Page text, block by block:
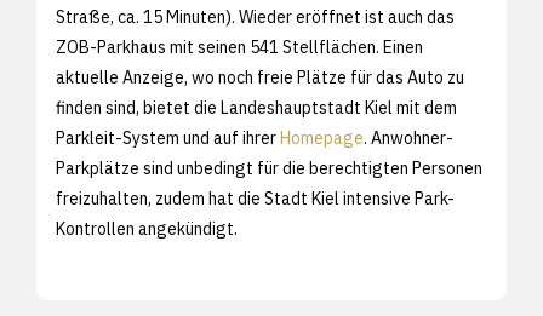
Straße, ca. 15 Minuten). Wieder eröffnet ist auch das
ZOB-Parkhaus mit seinen 541 Stellflächen. Einen
aktuelle Anzeige, wo noch freie Plätze für das Auto zu
finden sind, bietet die Landeshauptstadt Kiel mit dem
Parkleit-System und auf ihrerHomepage. Anwohner-
Parkplätze sind unbedingt für die berechtigten Personen
freizuhalten, zudem hat die Stadt Kiel intensive Park-
Kontrollen angekündigt.